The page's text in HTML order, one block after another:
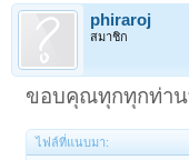
phiraroj
สมาชิก
ขอบคุณทุกทุกท่าน
ไฟล์ที่แนบมา: